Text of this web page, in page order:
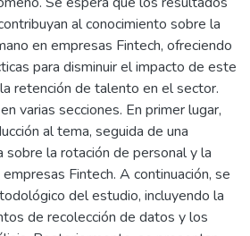
al conocimiento sobre la
en empresas Fintech, ofreciendo
para disminuir el impacto de este
retención de talento en el sector.
varias secciones. En primer lugar,
al tema, seguida de una
sobre la rotación de personal y la
Fintech. A continuación, se
del estudio, incluyendo la
de recolección de datos y los